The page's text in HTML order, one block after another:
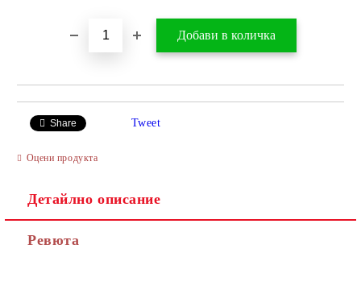
Share Tweet
Оцени продукта
Детайлно описание
Ревюта